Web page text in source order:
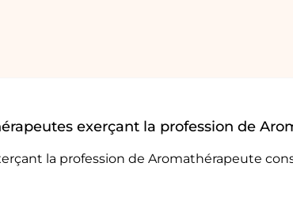
exerçant la profession de
la profession de Aromathérapeute